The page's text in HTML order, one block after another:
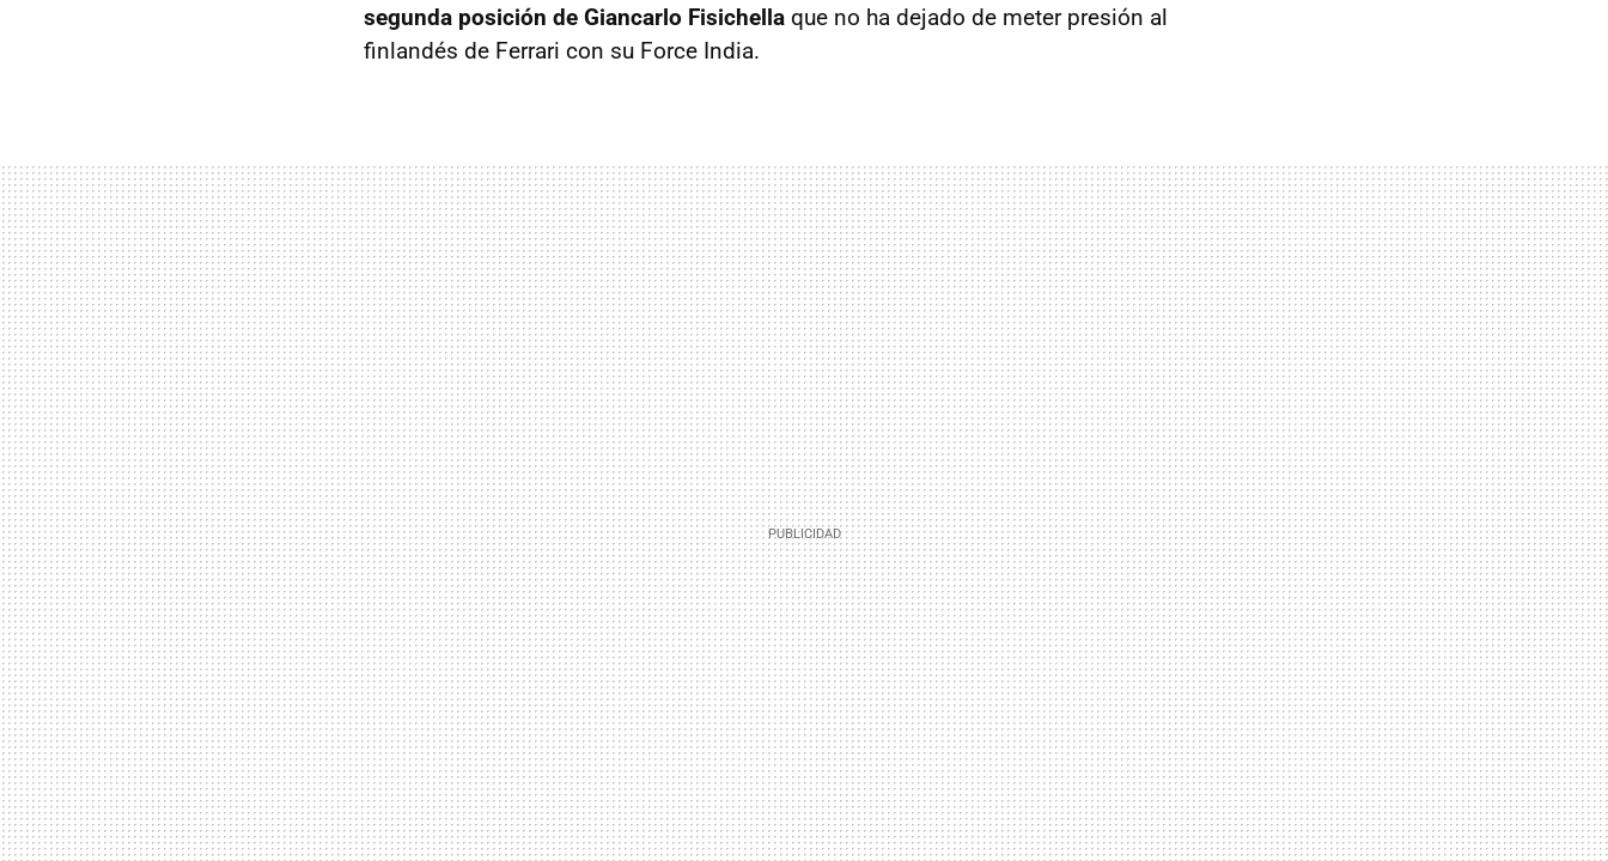
segunda posición de Giancarlo Fisichella que no ha dejado de meter presión al
finlandés de Ferrari con su Force India.